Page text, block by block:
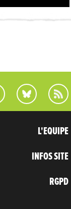
L'EQUIPE
INFOS SITE
RGPD